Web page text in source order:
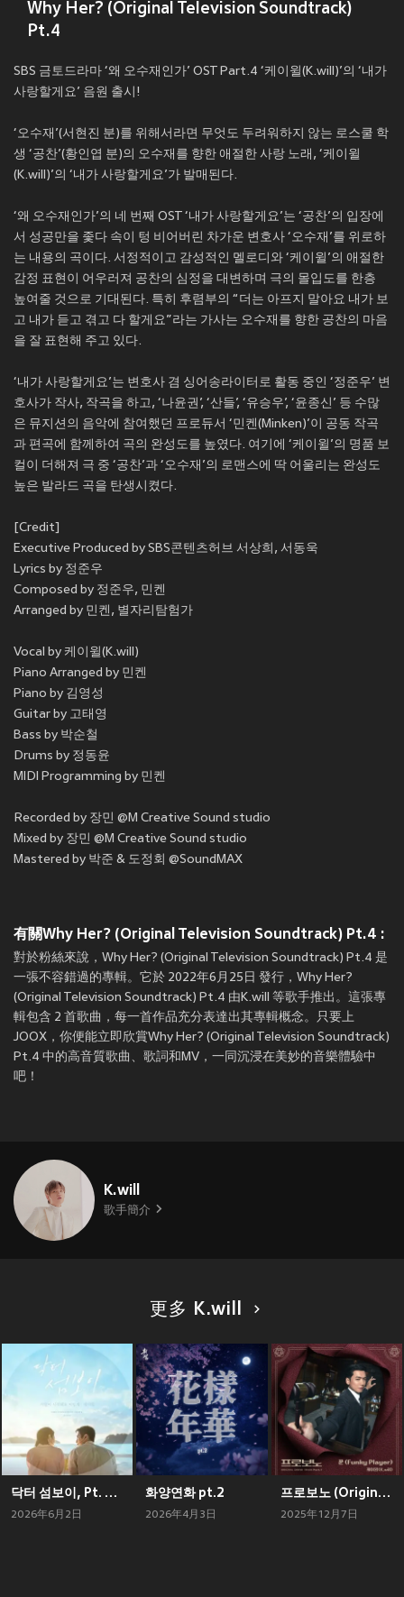
Why Her? (Original Television Soundtrack)
Pt.4
SBS 금토드라마 ‘왜 오수재인가’ OST Part.4 ‘케이윌(K.will)’의 ‘내가
사랑할게요’ 음원 출시!
‘오수재’(서현진 분)를 위해서라면 무엇도 두려워하지 않는 로스쿨 학
생 ‘공찬’(황인엽 분)의 오수재를 향한 애절한 사랑 노래, ‘케이윌
(K.will)’의 ‘내가 사랑할게요’가 발매된다.
‘왜 오수재인가’의 네 번째 OST ‘내가 사랑할게요’는 ‘공찬’의 입장에
서 성공만을 좇다 속이 텅 비어버린 차가운 변호사 ‘오수재’를 위로하
는 내용의 곡이다. 서정적이고 감성적인 멜로디와 ‘케이윌’의 애절한
감정 표현이 어우러져 공찬의 심정을 대변하며 극의 몰입도를 한층
높여줄 것으로 기대된다. 특히 후렴부의 “더는 아프지 말아요 내가 보
고 내가 듣고 겪고 다 할게요”라는 가사는 오수재를 향한 공찬의 마음
을 잘 표현해 주고 있다.
‘내가 사랑할게요’는 변호사 겸 싱어송라이터로 활동 중인 ‘정준우’ 변
호사가 작사, 작곡을 하고, ‘나윤권’, ‘산들’, ‘유승우’, ‘윤종신’ 등 수많
은 뮤지션의 음악에 참여했던 프로듀서 ‘민켄(Minken)’이 공동 작곡
과 편곡에 함께하여 곡의 완성도를 높였다. 여기에 ‘케이윌’의 명품 보
컬이 더해져 극 중 ‘공찬’과 ‘오수재’의 로맨스에 딱 어울리는 완성도
높은 발라드 곡을 탄생시켰다.
[Credit]
Executive Produced by SBS콘텐츠허브 서상희, 서동욱
Lyrics by 정준우
Composed by 정준우, 민켄
Arranged by 민켄, 별자리탐험가
Vocal by 케이윌(K.will)
Piano Arranged by 민켄
Piano by 김영성
Guitar by 고태영
Bass by 박순철
Drums by 정동윤
MIDI Programming by 민켄
Recorded by 장민 @M Creative Sound studio
Mixed by 장민 @M Creative Sound studio
Mastered by 박준 & 도정회 @SoundMAX
有關Why Her? (Original Television Soundtrack) Pt.4 :
對於粉絲來說，Why Her? (Original Television Soundtrack) Pt.4 是
一張不容錯過的專輯。它於 2022年6月25日 發行，Why Her?
(Original Television Soundtrack) Pt.4 由K.will 等歌手推出。這張專
輯包含 2 首歌曲，每一首作品充分表達出其專輯概念。只要上
JOOX，你便能立即欣賞Why Her? (Original Television Soundtrack)
Pt.4 中的高音質歌曲、歌詞和MV，一同沉浸在美妙的音樂體驗中
吧！
K.will
歌手簡介
更多 K.will
닥터 섬보이, Pt. 1 (Original Soundtrack)
2026年6月2日
화양연화 pt.2
2026年4月3日
프로보노 (Original Television Soundtrack) , Pt. 1
2025年12月7日